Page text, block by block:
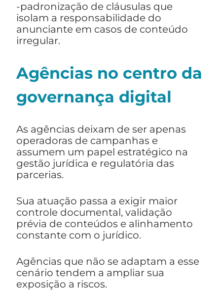
-padronização de cláusulas que
isolam a responsabilidade do
anunciante em casos de conteúdo
irregular.
Agências no centro da
governança digital
As agências deixam de ser apenas
operadoras de campanhas e
assumem um papel estratégico na
gestão jurídica e regulatória das
parcerias.
Sua atuação passa a exigir maior
controle documental, validação
prévia de conteúdos e alinhamento
constante com o jurídico.
Agências que não se adaptam a esse
cenário tendem a ampliar sua
exposição a riscos.